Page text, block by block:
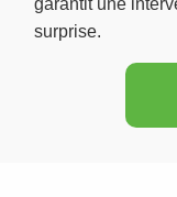
garantit une
surprise.